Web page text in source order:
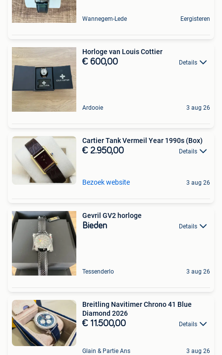
Wannegem-Lede Eergisteren
Horloge van Louis Cottier
€ 600,00 Details
Ardooie 3 aug 26
Cartier Tank Vermeil Year 1990s (Box)
€ 2.950,00 Details
Bezoek website 3 aug 26
Gevril GV2 horloge
Bieden Details
Tessenderlo 3 aug 26
Breitling Navitimer Chrono 41 Blue
Diamond 2026
€ 11.500,00 Details
Glain & Partie Ans 3 aug 26